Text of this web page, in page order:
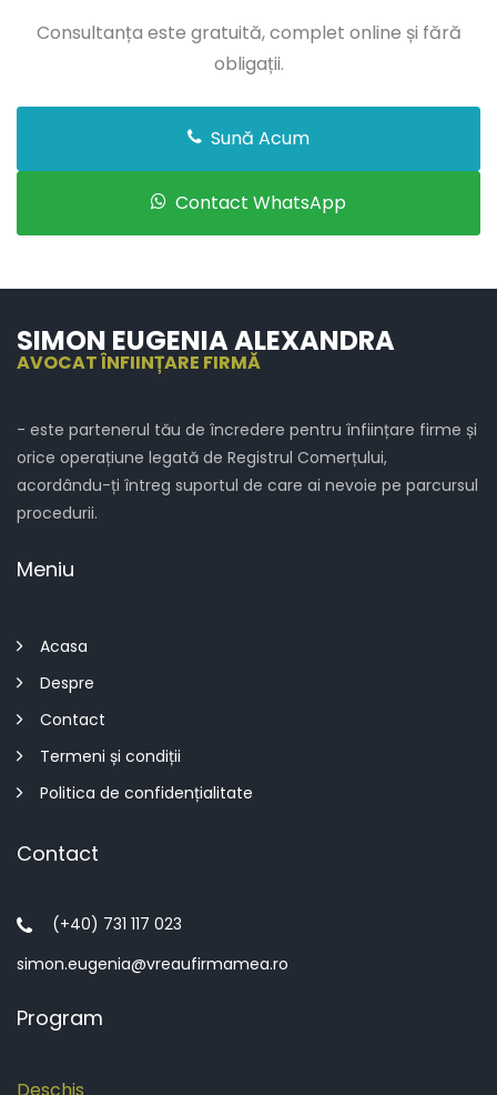
Consultanța este gratuită, complet online și fără
obligații.
Sună Acum
Contact WhatsApp
SIMON EUGENIA ALEXANDRA
AVOCAT ÎNFIINȚARE FIRMĂ
- este partenerul tău de încredere pentru înființare firme și
orice operațiune legată de Registrul Comerțului,
acordându-ți întreg suportul de care ai nevoie pe parcursul
procedurii.
Meniu
Acasa
Despre
Contact
Termeni și condiții
Politica de confidențialitate
Contact
(+40) 731 117 023
simon.eugenia@vreaufirmamea.ro
Program